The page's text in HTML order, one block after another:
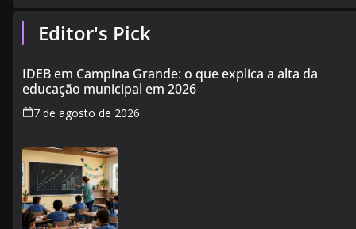
Editor's Pick
IDEB em Campina Grande: o que explica a alta da
educação municipal em 2026
7 de agosto de 2026